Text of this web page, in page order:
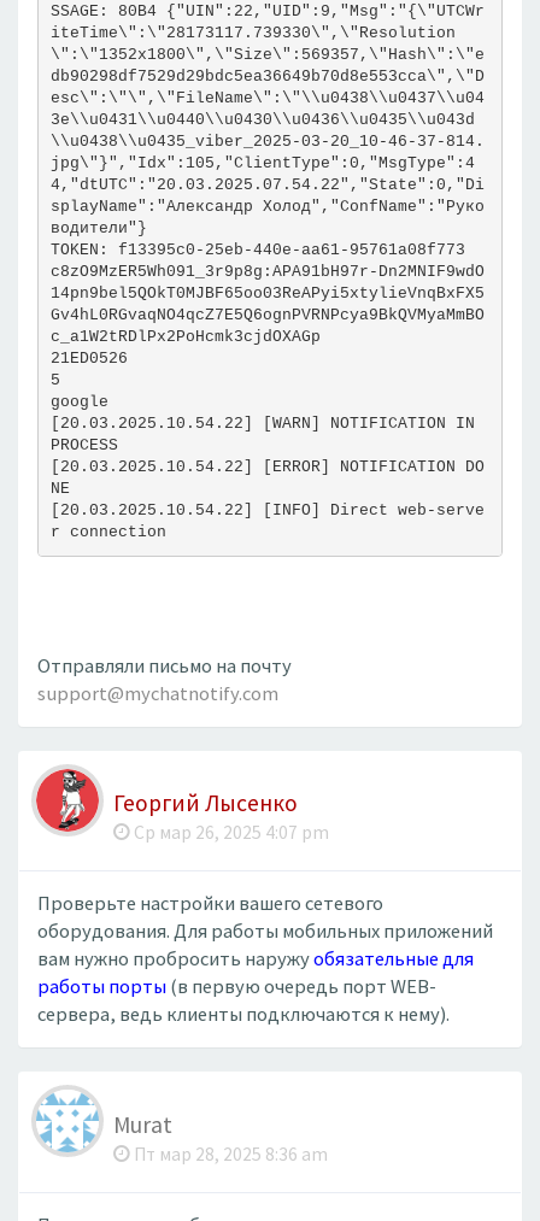
SSAGE: 80B4 {"UIN":22,"UID":9,"Msg":"{\"UTCWr
iteTime\":\"28173117.739330\",\"Resolution
\":\"1352x1800\",\"Size\":569357,\"Hash\":\"e
db90298df7529d29bdc5ea36649b70d8e553cca\",\"D
esc\":\"\",\"FileName\":\"\\u0438\\u0437\\u04
3e\\u0431\\u0440\\u0430\\u0436\\u0435\\u043d
\\u0438\\u0435_viber_2025-03-20_10-46-37-814.
jpg\"}","Idx":105,"ClientType":0,"MsgType":4
4,"dtUTC":"20.03.2025.07.54.22","State":0,"Di
splayName":"Александр Холод","ConfName":"Руко
водители"}
TOKEN: f13395c0-25eb-440e-aa61-95761a08f773
c8zO9MzER5Wh091_3r9p8g:APA91bH97r-Dn2MNIF9wdO
14pn9bel5QOkT0MJBF65oo03ReAPyi5xtylieVnqBxFX5
Gv4hL0RGvaqNO4qcZ7E5Q6ognPVRNPcya9BkQVMyaMmBO
c_a1W2tRDlPx2PoHcmk3cjdOXAGp
21ED0526
5
google
[20.03.2025.10.54.22] [WARN] NOTIFICATION IN
PROCESS
[20.03.2025.10.54.22] [ERROR] NOTIFICATION DO
NE
[20.03.2025.10.54.22] [INFO] Direct web-serve
r connection
Отправляли письмо на почту
support@mychatnotify.com
Георгий Лысенко
Ср мар 26, 2025 4:07 pm
Проверьте настройки вашего сетевого
оборудования. Для работы мобильных приложений
вам нужно пробросить наружуобязательные для
работы порты(в первую очередь порт WEB-
сервера, ведь клиенты подключаются к нему).
Murat
Пт мар 28, 2025 8:36 am